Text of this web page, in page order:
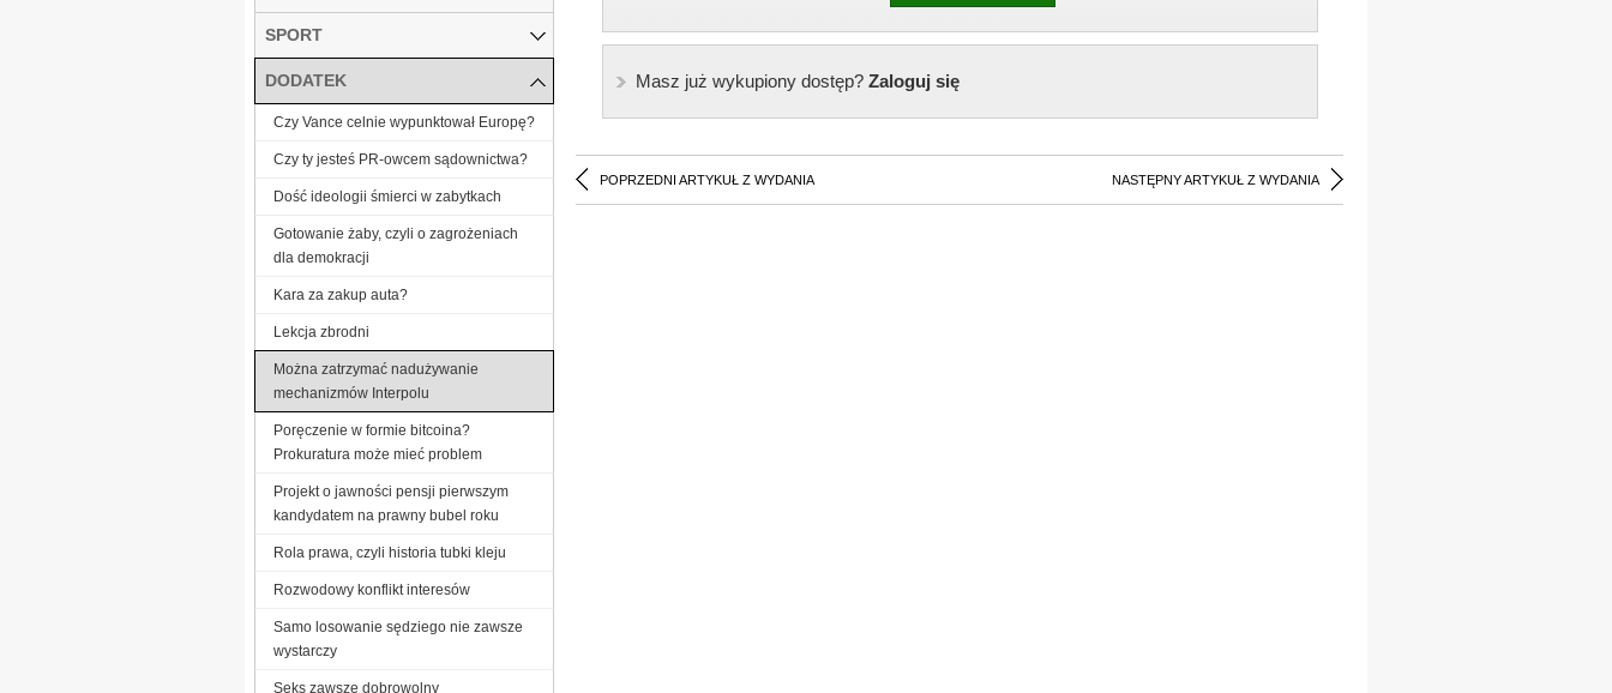
Masz już wykupiony dostęp?Zaloguj się
POPRZEDNI ARTYKUŁ Z WYDANIA NASTĘPNY ARTYKUŁ Z WYDANIA
SPORT
DODATEK
Czy Vance celnie wypunktował Europę?
Czy ty jesteś PR-owcem sądownictwa?
Dość ideologii śmierci w zabytkach
Gotowanie żaby, czyli o zagrożeniach
dla demokracji
Kara za zakup auta?
Lekcja zbrodni
Można zatrzymać nadużywanie
mechanizmów Interpolu
Poręczenie w formie bitcoina?
Prokuratura może mieć problem
Projekt o jawności pensji pierwszym
kandydatem na prawny bubel roku
Rola prawa, czyli historia tubki kleju
Rozwodowy konflikt interesów
Samo losowanie sędziego nie zawsze
wystarczy
Seks zawsze dobrowolny